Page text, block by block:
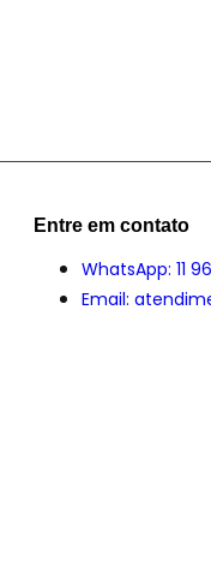
Entre em contato
WhatsApp: 11
Email: